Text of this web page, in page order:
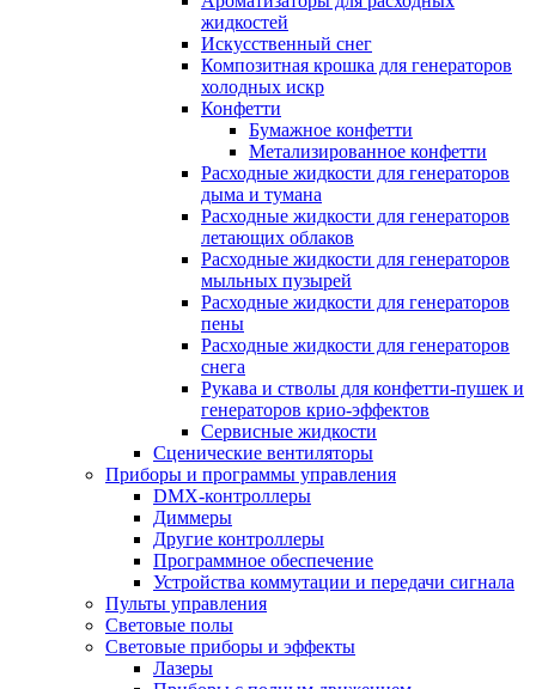
жидкостей
Искусственный снег
Композитная крошка для генераторов
холодных искр
Конфетти
Бумажное конфетти
Метализированное конфетти
Расходные жидкости для генераторов
дыма и тумана
Расходные жидкости для генераторов
летающих облаков
Расходные жидкости для генераторов
мыльных пузырей
Расходные жидкости для генераторов
пены
Расходные жидкости для генераторов
снега
Рукава и стволы для конфетти-пушек и
генераторов крио-эффектов
Сервисные жидкости
Сценические вентиляторы
Приборы и программы управления
DMX-контроллеры
Диммеры
Другие контроллеры
Программное обеспечение
Устройства коммутации и передачи сигнала
Пульты управления
Световые полы
Световые приборы и эффекты
Лазеры